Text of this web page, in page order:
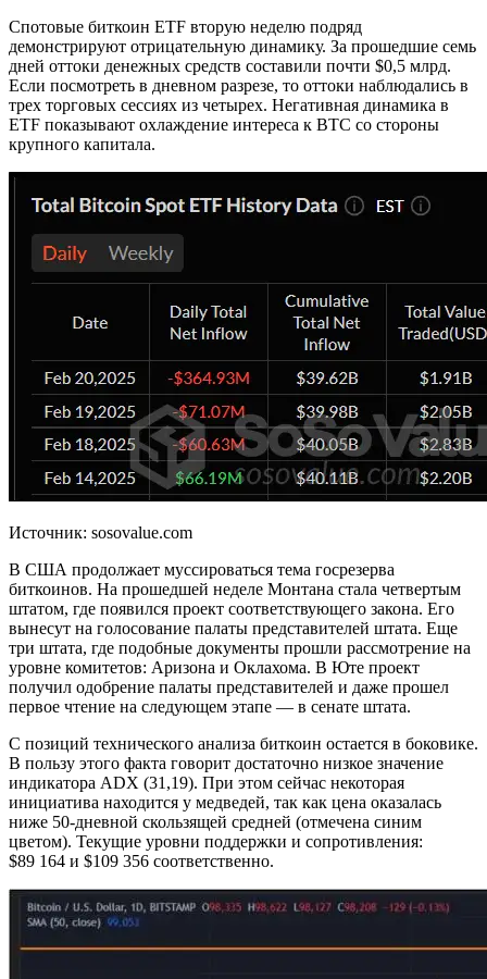
Спотовые биткоин ETF вторую неделю подряд
демонстрируют отрицательную динамику. За прошедшие семь
дней оттоки денежных средств составили почти $0,5 млрд.
Если посмотреть в дневном разрезе, то оттоки наблюдались в
трех торговых сессиях из четырех. Негативная динамика в
ETF показывают охлаждение интереса к BTC со стороны
крупного капитала.
Источник: sosovalue.com
В США продолжает муссироваться тема госрезерва
биткоинов. На прошедшей неделе Монтана стала четвертым
штатом, где появился проект соответствующего закона. Его
вынесут на голосование палаты представителей штата. Еще
три штата, где подобные документы прошли рассмотрение на
уровне комитетов: Аризона и Оклахома. В Юте проект
получил одобрение палаты представителей и даже прошел
первое чтение на следующем этапе — в сенате штата.
С позиций технического анализа биткоин остается в боковике.
В пользу этого факта говорит достаточно низкое значение
индикатора ADX (31,19). При этом сейчас некоторая
инициатива находится у медведей, так как цена оказалась
ниже 50-дневной скользящей средней (отмечена синим
цветом). Текущие уровни поддержки и сопротивления:
$89 164 и $109 356 соответственно.